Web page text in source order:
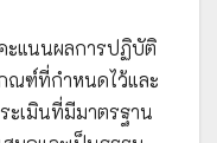
ะแนนผลการปฏิบัติ
ณฑ์ที่กำหนดไว้และ
ะเมินที่มีมาตรฐาน